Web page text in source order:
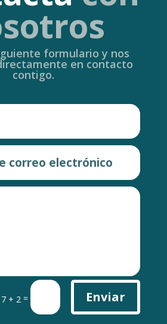
formulario y nos
en contacto
contigo.
7 + 2 = Enviar